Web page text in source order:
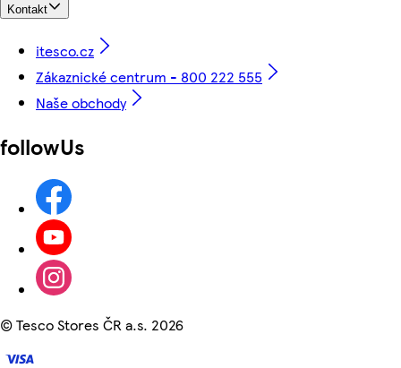
Kontakt
itesco.cz
Zákaznické centrum - 800 222 555
Naše obchody
followUs
©Tesco Stores ČR a.s. 2026